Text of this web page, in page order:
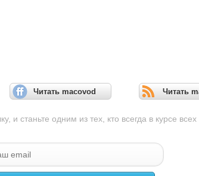
Читать macovod Читать
и станьте одним из тех, кто всегда в курсе всех
в свою